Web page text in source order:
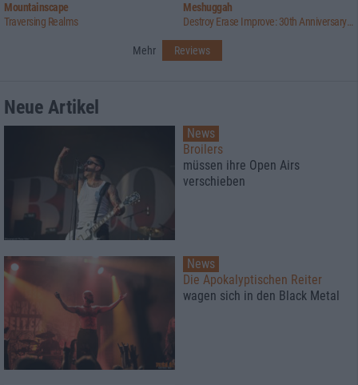
Mountainscape
Traversing Realms
Meshuggah
Destroy Erase Improve: 30th Anniversary Edition
Mehr Reviews
Neue Artikel
News
Broilers
müssen ihre Open Airs
verschieben
News
Die Apokalyptischen Reiter
wagen sich in den Black Metal